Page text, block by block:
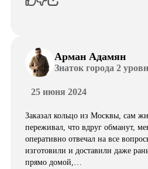
Арман Адамян
Знаток города 2
25 июня 2024
Заказал кольцо из Москвы, сам
переживал, что вдруг обманут,
оперативно отвечал на все
изготовили и доставили даже
прямо домой,…